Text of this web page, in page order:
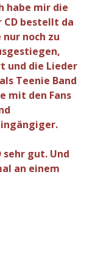
habe mir die
bestellt da
noch zu
und die Lieder
Teenie Band
mit den Fans
gut. Und
an einem